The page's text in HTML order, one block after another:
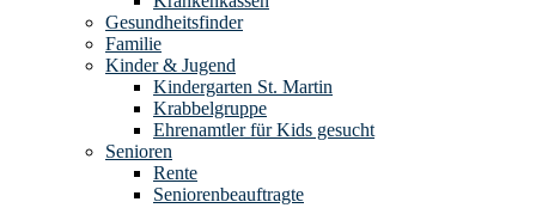
Gesundheitsfinder
Familie
Kinder & Jugend
Kindergarten St. Martin
Krabbelgruppe
Ehrenamtler für Kids gesucht
Senioren
Rente
Seniorenbeauftragte